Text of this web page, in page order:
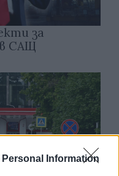
Information
за
в САЩ